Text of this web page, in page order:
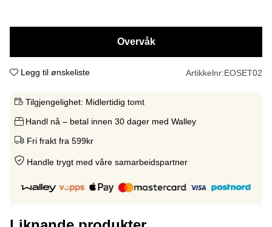
Overvåk
Legg til ønskeliste Artikkelnr:EOSET02
Tilgjengelighet: Midlertidig tomt
Handl nå – betal innen 30 dager med Walley
Fri frakt fra 599kr
Handle trygt med våre samarbeidspartner